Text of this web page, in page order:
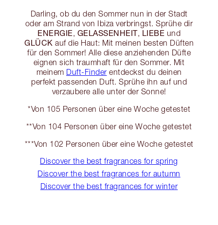
Darling, ob du den Sommer nun in der Stadt
oder am Strand von Ibiza verbringst. Sprühe dir
ENERGIE, GELASSENHEIT, LIEBE und
GLÜCK auf die Haut: Mit meinen besten Düften
für den Sommer! Alle diese anziehenden Düfte
eignen sich traumhaft für den Sommer. Mit
meinem Duft-Finder entdeckst du deinen
perfekt passenden Duft. Sprühe ihn auf und
verzaubere alle unter der Sonne!
*Von 105 Personen über eine Woche getestet
**Von 104 Personen über eine Woche getestet
***Von 102 Personen über eine Woche getestet
Discover the best fragrances for spring
Discover the best fragrances for autumn
Discover the best fragrances for winter